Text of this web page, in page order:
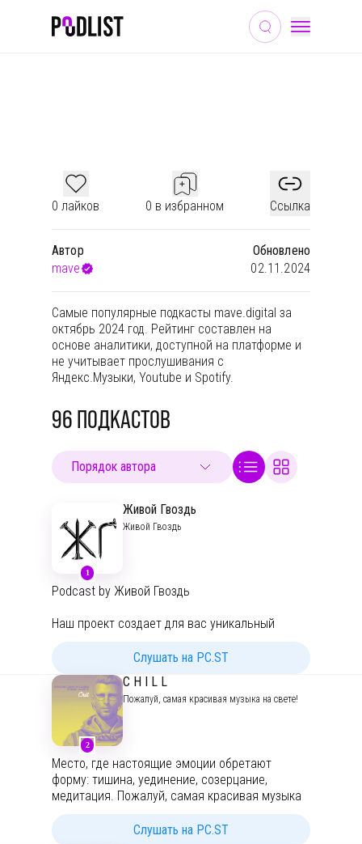
0 лайков 0 в избранном Ссылка
Автор
mave
Обновлено
02.11.2024
Самые популярные подкасты mave.digital за
октябрь 2024 год. Рейтинг составлен на
основе аналитики, доступной на платформе и
не учитывает прослушивания с
Яндекс.Музыки, Youtube и Spotify.
96ПОДКАСТОВ
1
Живой Гвоздь
Живой Гвоздь
Podcast by Живой Гвоздь
Наш проект создает для вас уникальный
политологов, экономистов, социологов и
других экспертов. О политике, экономике,
событиях в мире и стране. Как поступить с
финансами и что нас ждет в будущем?
Ответят гости наших эфиров.
Также смотрите нас на YouTube:
https://www.youtube.com/channel/UCWAIvx2yYL
K_xTYD4F2mUNw
Слушать на PC.ST
2
C H I L L
Пожалуй, самая красивая музыка на свете!
Место, где настоящие эмоции обретают
форму: тишина, уединение, созерцание,
медитация. Пожалуй, самая красивая музыка
Слушать на PC.ST